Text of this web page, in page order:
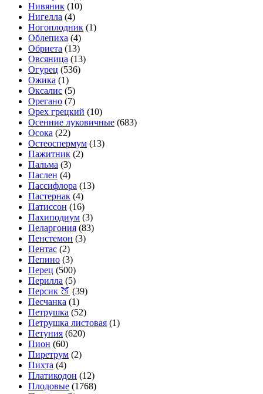
Нивяник (10)
Нигелла (4)
Ногоплодник (1)
Облепиха (4)
Обриета (13)
Овсяница (13)
Огурец (536)
Ожика (1)
Оксалис (5)
Орегано (7)
Орех грецкий (10)
Осенние луковичные (683)
Осока (22)
Остеоспермум (13)
Пажитник (2)
Пальма (3)
Паслен (4)
Пассифлора (13)
Пастернак (4)
Патиссон (16)
Пахиподиум (3)
Пеларгония (83)
Пенстемон (3)
Пентас (2)
Пепино (3)
Перец (500)
Перилла (5)
Персик 🍑 (39)
Песчанка (1)
Петрушка (52)
Петрушка листовая (1)
Петуния (620)
Пион (60)
Пиретрум (2)
Пихта (4)
Платикодон (12)
Плодовые (1768)